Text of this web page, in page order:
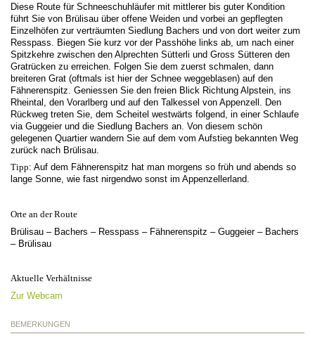
Diese Route für Schneeschuhläufer mit mittlerer bis guter Kondition
führt Sie von Brülisau über offene Weiden und vorbei an gepflegten
Einzelhöfen zur verträumten Siedlung Bachers und von dort weiter zum
Resspass. Biegen Sie kurz vor der Passhöhe links ab, um nach einer
Spitzkehre zwischen den Alprechten Sütterli und Gross Sütteren den
Gratrücken zu erreichen. Folgen Sie dem zuerst schmalen, dann
breiteren Grat (oftmals ist hier der Schnee weggeblasen) auf den
Fähnerenspitz. Geniessen Sie den freien Blick Richtung Alpstein, ins
Rheintal, den Vorarlberg und auf den Talkessel von Appenzell. Den
Rückweg treten Sie, dem Scheitel westwärts folgend, in einer Schlaufe
via Guggeier und die Siedlung Bachers an. Von diesem schön
gelegenen Quartier wandern Sie auf dem vom Aufstieg bekannten Weg
zurück nach Brülisau.
Tipp: Auf dem Fähnerenspitz hat man morgens so früh und abends so
lange Sonne, wie fast nirgendwo sonst im Appenzellerland.
Orte an der Route
Brülisau – Bachers – Resspass – Fähnerenspitz – Guggeier – Bachers
– Brülisau
Aktuelle Verhältnisse
Zur Webcam
BEMERKUNGEN